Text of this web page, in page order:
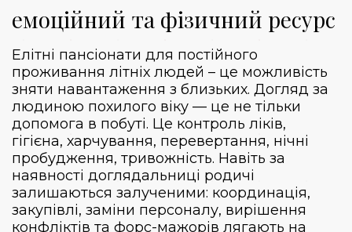
емоційний та фізичний ресурс
Елітні пансіонати для постійного
проживання літніх людей – це можливість
зняти навантаження з близьких. Догляд за
людиною похилого віку — це не тільки
допомога в побуті. Це контроль ліків,
гігієна, харчування, перевертання, нічні
пробудження, тривожність. Навіть за
наявності доглядальниці родичі
залишаються залученими: координація,
закупівлі, заміни персоналу, вирішення
конфліктів та форс-мажорів лягають на